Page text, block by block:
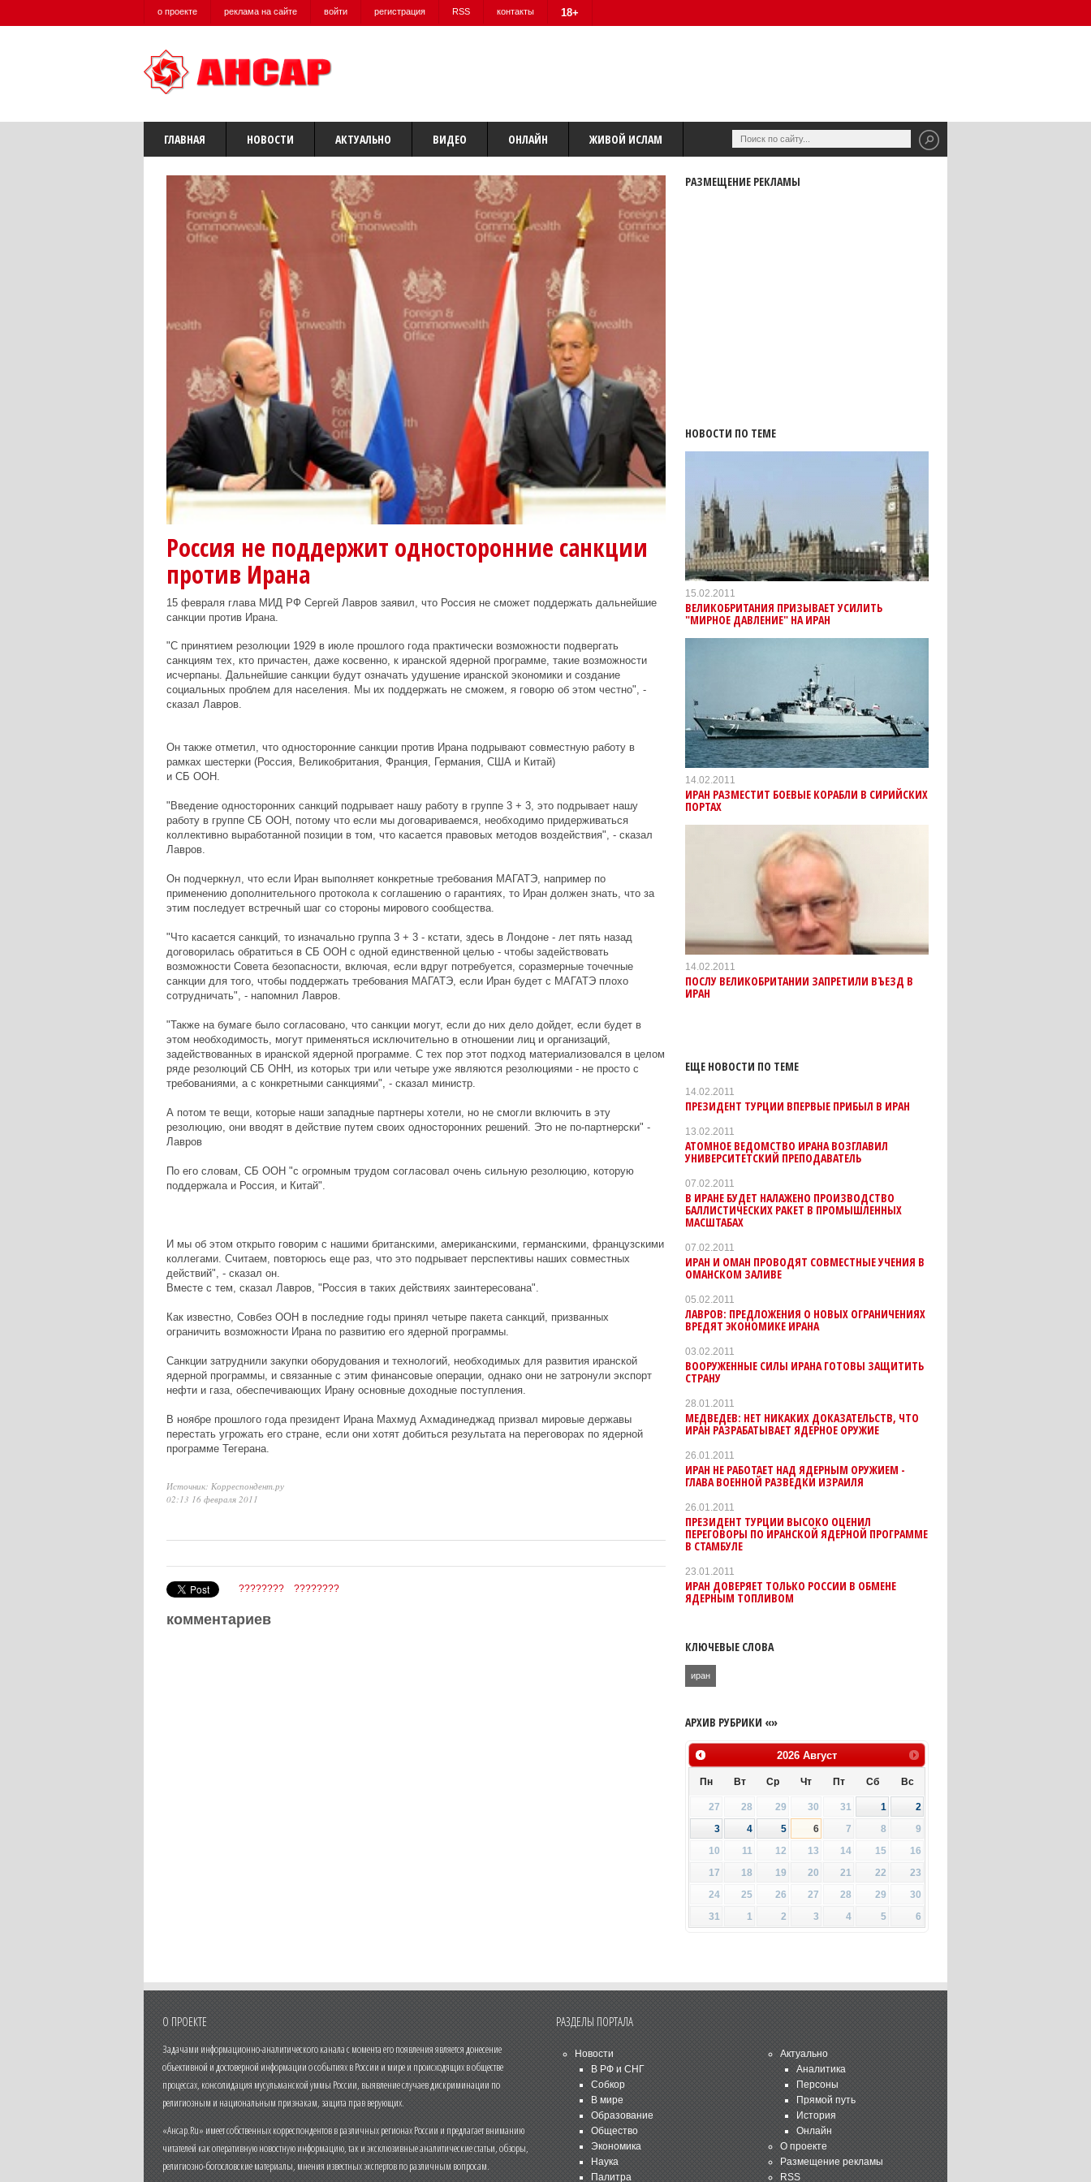
о проекте реклама на сайте войти регистрация RSS контакты 18+
ГЛАВНАЯ НОВОСТИ АКТУАЛЬНО ВИДЕО ОНЛАЙН ЖИВОЙ ИСЛАМ
Россия не поддержит односторонние санкции
против Ирана
15 февраля глава МИД РФ Сергей Лавров заявил, что Россия не сможет поддержать дальнейшие
санкции против Ирана.
"С принятием резолюции 1929 в июле прошлого года практически возможности подвергать
санкциям тех, кто причастен, даже косвенно, к иранской ядерной программе, такие возможности
исчерпаны. Дальнейшие санкции будут означать удушение иранской экономики и создание
социальных проблем для населения. Мы их поддержать не сможем, я говорю об этом честно", -
сказал Лавров.
Он также отметил, что односторонние санкции против Ирана подрывают совместную работу в
рамках шестерки (Россия, Великобритания, Франция, Германия, США и Китай)
и СБ ООН.
"Введение односторонних санкций подрывает нашу работу в группе 3 + 3, это подрывает нашу
работу в группе СБ ООН, потому что если мы договариваемся, необходимо придерживаться
коллективно выработанной позиции в том, что касается правовых методов воздействия", - сказал
Лавров.
Он подчеркнул, что если Иран выполняет конкретные требования МАГАТЭ, например по
применению дополнительного протокола к соглашению о гарантиях, то Иран должен знать, что за
этим последует встречный шаг со стороны мирового сообщества.
"Что касается санкций, то изначально группа 3 + 3 - кстати, здесь в Лондоне - лет пять назад
договорилась обратиться в СБ ООН с одной единственной целью - чтобы задействовать
возможности Совета безопасности, включая, если вдруг потребуется, соразмерные точечные
санкции для того, чтобы поддержать требования МАГАТЭ, если Иран будет с МАГАТЭ плохо
сотрудничать", - напомнил Лавров.
"Также на бумаге было согласовано, что санкции могут, если до них дело дойдет, если будет в
этом необходимость, могут применяться исключительно в отношении лиц и организаций,
задействованных в иранской ядерной программе. С тех пор этот подход материализовался в целом
ряде резолюций СБ ОНН, из которых три или четыре уже являются резолюциями - не просто с
требованиями, а с конкретными санкциями", - сказал министр.
А потом те вещи, которые наши западные партнеры хотели, но не смогли включить в эту
резолюцию, они вводят в действие путем своих односторонних решений. Это не по-партнерски" -
Лавров
По его словам, СБ ООН "с огромным трудом согласовал очень сильную резолюцию, которую
поддержала и Россия, и Китай".
И мы об этом открыто говорим с нашими британскими, американскими, германскими, французскими
коллегами. Считаем, повторюсь еще раз, что это подрывает перспективы наших совместных
действий", - сказал он.
Вместе с тем, сказал Лавров, "Россия в таких действиях заинтересована".
Как известно, Совбез ООН в последние годы принял четыре пакета санкций, призванных
ограничить возможности Ирана по развитию его ядерной программы.
Санкции затруднили закупки оборудования и технологий, необходимых для развития иранской
ядерной программы, и связанные с этим финансовые операции, однако они не затронули экспорт
нефти и газа, обеспечивающих Ирану основные доходные поступления.
В ноябре прошлого года президент Ирана Махмуд Ахмадинеджад призвал мировые державы
перестать угрожать его стране, если они хотят добиться результата на переговорах по ядерной
программе Тегерана.
Источник: Корреспондент.ру
02:13 16 февраля 2011
???????? ????????
комментариев
РАЗМЕЩЕНИЕ РЕКЛАМЫ
НОВОСТИ ПО ТЕМЕ
15.02.2011
ВЕЛИКОБРИТАНИЯ ПРИЗЫВАЕТ УСИЛИТЬ
"МИРНОЕ ДАВЛЕНИЕ" НА ИРАН
14.02.2011
ИРАН РАЗМЕСТИТ БОЕВЫЕ КОРАБЛИ В СИРИЙСКИХ
ПОРТАХ
14.02.2011
ПОСЛУ ВЕЛИКОБРИТАНИИ ЗАПРЕТИЛИ ВЪЕЗД В
ИРАН
ЕЩЕ НОВОСТИ ПО ТЕМЕ
14.02.2011
ПРЕЗИДЕНТ ТУРЦИИ ВПЕРВЫЕ ПРИБЫЛ В ИРАН
13.02.2011
АТОМНОЕ ВЕДОМСТВО ИРАНА ВОЗГЛАВИЛ
УНИВЕРСИТЕТСКИЙ ПРЕПОДАВАТЕЛЬ
07.02.2011
В ИРАНЕ БУДЕТ НАЛАЖЕНО ПРОИЗВОДСТВО
БАЛЛИСТИЧЕСКИХ РАКЕТ В ПРОМЫШЛЕННЫХ
МАСШТАБАХ
07.02.2011
ИРАН И ОМАН ПРОВОДЯТ СОВМЕСТНЫЕ УЧЕНИЯ В
ОМАНСКОМ ЗАЛИВЕ
05.02.2011
ЛАВРОВ: ПРЕДЛОЖЕНИЯ О НОВЫХ ОГРАНИЧЕНИЯХ
ВРЕДЯТ ЭКОНОМИКЕ ИРАНА
03.02.2011
ВООРУЖЕННЫЕ СИЛЫ ИРАНА ГОТОВЫ ЗАЩИТИТЬ
СТРАНУ
28.01.2011
МЕДВЕДЕВ: НЕТ НИКАКИХ ДОКАЗАТЕЛЬСТВ, ЧТО
ИРАН РАЗРАБАТЫВАЕТ ЯДЕРНОЕ ОРУЖИЕ
26.01.2011
ИРАН НЕ РАБОТАЕТ НАД ЯДЕРНЫМ ОРУЖИЕМ -
ГЛАВА ВОЕННОЙ РАЗВЕДКИ ИЗРАИЛЯ
26.01.2011
ПРЕЗИДЕНТ ТУРЦИИ ВЫСОКО ОЦЕНИЛ
ПЕРЕГОВОРЫ ПО ИРАНСКОЙ ЯДЕРНОЙ ПРОГРАММЕ
В СТАМБУЛЕ
23.01.2011
ИРАН ДОВЕРЯЕТ ТОЛЬКО РОССИИ В ОБМЕНЕ
ЯДЕРНЫМ ТОПЛИВОМ
КЛЮЧЕВЫЕ СЛОВА
иран
АРХИВ РУБРИКИ «»
2026 Август
Пн Вт Ср Чт Пт Сб Вс
27 28 29 30 31 1
2
3
4 5 6 7 8
9
10
11 12 13 14 15
16
17
18 19 20 21 22
23
24
25 26 27 28 29
30
31
1 2 3 4 5 6
О ПРОЕКТЕ
Задачами информационно-аналитического канала с момента его появления является донесение
объективной и достоверной информации о событиях в России и мире и происходящих в обществе
процессах, консолидация мусульманской уммы России, выявление случаев дискриминации по
религиозным и национальным признакам, защита прав верующих.
«Ансар.Ru» имеет собственных корреспондентов в различных регионах России и предлагает вниманию
читателей как оперативную новостную информацию, так и эксклюзивные аналитические статьи, обзоры,
религиозно-богословские материалы, мнения известных экспертов по различным вопросам.
РАЗДЕЛЫ ПОРТАЛА
Новости
В РФ и СНГ
Собкор
В мире
Образование
Общество
Экономика
Наука
Палитра
Актуально
Аналитика
Персоны
Прямой путь
История
Онлайн
О проекте
Размещение рекламы
RSS